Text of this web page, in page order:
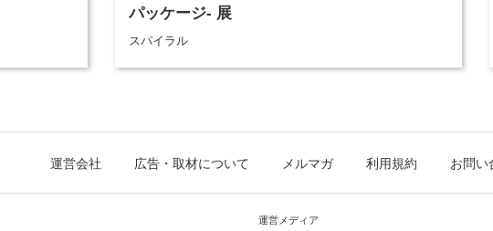
パッケージ- 展
スパイラル
運営会社 広告・取材について メルマガ 利用規約 お問い
運営メディア